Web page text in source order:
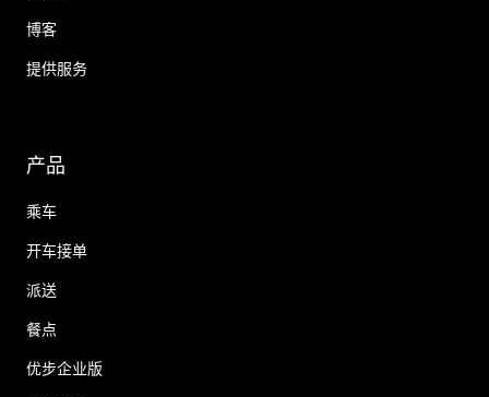
博客
提供服务
产品
乘车
开车接单
派送
餐点
优步企业版